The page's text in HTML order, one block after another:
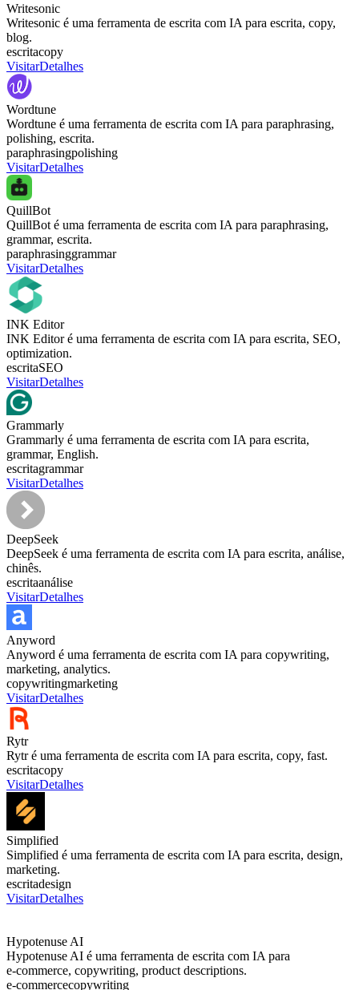
Writesonic
Writesonic é uma ferramenta de escrita com IA para escrita, copy,
blog.
escritacopy
VisitarDetalhes
Wordtune
Wordtune é uma ferramenta de escrita com IA para paraphrasing,
polishing, escrita.
paraphrasingpolishing
VisitarDetalhes
QuillBot
QuillBot é uma ferramenta de escrita com IA para paraphrasing,
grammar, escrita.
paraphrasinggrammar
VisitarDetalhes
INK Editor
INK Editor é uma ferramenta de escrita com IA para escrita, SEO,
optimization.
escritaSEO
VisitarDetalhes
Grammarly
Grammarly é uma ferramenta de escrita com IA para escrita,
grammar, English.
escritagrammar
VisitarDetalhes
DeepSeek
DeepSeek é uma ferramenta de escrita com IA para escrita, análise,
chinês.
escritaanálise
VisitarDetalhes
Anyword
Anyword é uma ferramenta de escrita com IA para copywriting,
marketing, analytics.
copywritingmarketing
VisitarDetalhes
Rytr
Rytr é uma ferramenta de escrita com IA para escrita, copy, fast.
escritacopy
VisitarDetalhes
Simplified
Simplified é uma ferramenta de escrita com IA para escrita, design,
marketing.
escritadesign
VisitarDetalhes
Hypotenuse AI
Hypotenuse AI é uma ferramenta de escrita com IA para
e‑commerce, copywriting, product descriptions.
e‑commercecopywriting